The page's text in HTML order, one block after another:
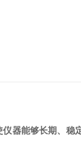
仪器能够长期、稳